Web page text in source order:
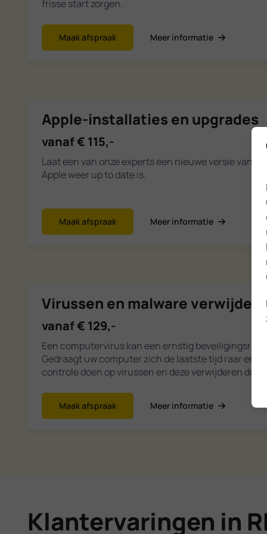
frisse start zorgen.
Maak afspraak Meer informatie
Apple-installaties en upgrades
vanaf € 115,-
Laat een van onze experts een nieuwe versie van
Apple weer up to date is.
Maak afspraak Meer informatie
Virussen en malware
vanaf € 129,-
Een computervirus kan een ernstig
Gedraagt uw computer zich de laatste tijd raar en
controle doen op virussen en deze verwijderen door
Maak afspraak Meer informatie
Klantervaringen in